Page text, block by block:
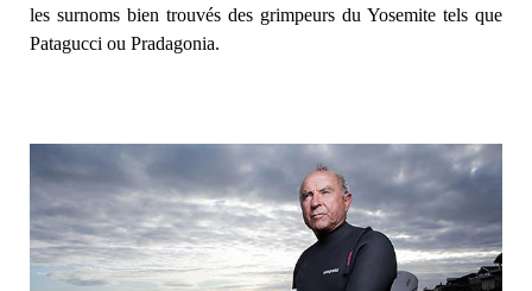
les surnoms bien trouvés des grimpeurs du Yosemite tels que
Patagucci ou Pradagonia.